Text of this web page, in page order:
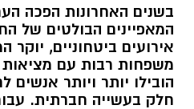
בשנים האחרונות הפכה
המאפיינים הבולטים של
אירועים ביטחוניים,
משפחות רבות עם
הובילו יותר ויותר
חלק בעשייה חברתית.